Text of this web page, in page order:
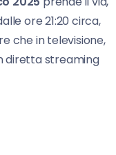
ore 21:20 circa,
che in televisione,
diretta streaming